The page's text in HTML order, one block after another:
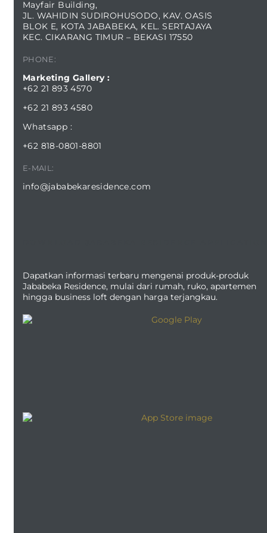
Mayfair Building,
JL. WAHIDIN SUDIROHUSODO, KAV. OASIS
BLOK E, KOTA JABABEKA, KEL. SERTAJAYA
KEC. CIKARANG TIMUR – BEKASI 17550
PHONE:
Marketing Gallery :
+62 21 893 4570
+62 21 893 4580
Whatsapp :
+62 818-0801-8801
E-MAIL:
info@jababekaresidence.com
Dapatkan informasi terbaru mengenai produk-produk
Jababeka Residence, mulai dari rumah, ruko, apartemen
hingga business loft dengan harga terjangkau.